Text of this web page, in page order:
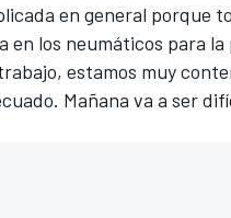
en general porque
los neumáticos para
estamos muy
Mañana va a ser